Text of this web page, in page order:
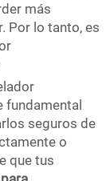
más
Por lo tanto, es
fundamental
seguros de
o
que tus